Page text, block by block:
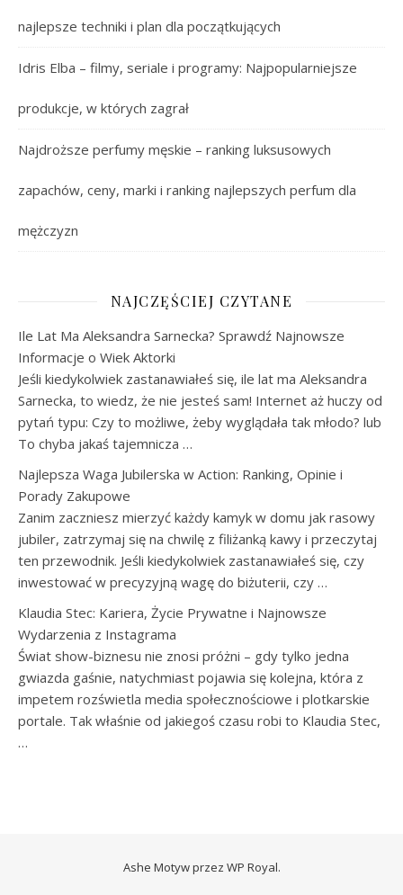
najlepsze techniki i plan dla początkujących
Idris Elba – filmy, seriale i programy: Najpopularniejsze
produkcje, w których zagrał
Najdroższe perfumy męskie – ranking luksusowych
zapachów, ceny, marki i ranking najlepszych perfum dla
mężczyzn
NAJCZĘŚCIEJ CZYTANE
Ile Lat Ma Aleksandra Sarnecka? Sprawdź Najnowsze
Informacje o Wiek Aktorki
Jeśli kiedykolwiek zastanawiałeś się, ile lat ma Aleksandra
Sarnecka, to wiedz, że nie jesteś sam! Internet aż huczy od
pytań typu: Czy to możliwe, żeby wyglądała tak młodo? lub
To chyba jakaś tajemnicza …
Najlepsza Waga Jubilerska w Action: Ranking, Opinie i
Porady Zakupowe
Zanim zaczniesz mierzyć każdy kamyk w domu jak rasowy
jubiler, zatrzymaj się na chwilę z filiżanką kawy i przeczytaj
ten przewodnik. Jeśli kiedykolwiek zastanawiałeś się, czy
inwestować w precyzyjną wagę do biżuterii, czy …
Klaudia Stec: Kariera, Życie Prywatne i Najnowsze
Wydarzenia z Instagrama
Świat show-biznesu nie znosi próżni – gdy tylko jedna
gwiazda gaśnie, natychmiast pojawia się kolejna, która z
impetem rozświetla media społecznościowe i plotkarskie
portale. Tak właśnie od jakiegoś czasu robi to Klaudia Stec,
…
Ashe Motyw przez WP Royal.